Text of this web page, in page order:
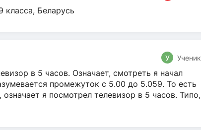
Беларусь
У Ученик
в 5 часов. Означает, смотреть я начал
промежуток с 5.00 до 5.059. То есть
я посмотрел телевизор в 5 часов. Типо,